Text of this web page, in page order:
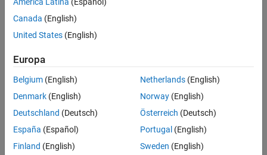
Related Resources
UP NEXT
RELATED VIDEOS
View more related videos
Canada (English)
United States (English)
Europa
Belgium (English)
Denmark (English)
Deutschland (Deutsch)
España (Español)
Finland (English)
Netherlands(English)
Norway(English)
Österreich (Deutsch)
Portugal (English)
Sweden (English)